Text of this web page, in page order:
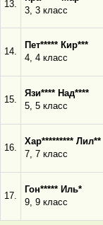
13.
3, 3 класс
14.
Пет***** Кир***
4, 4 класс
15.
Язи**** Над****
5, 5 класс
16.
Хар********* Лил**
7, 7 класс
17.
Гон***** Иль*
9, 9 класс